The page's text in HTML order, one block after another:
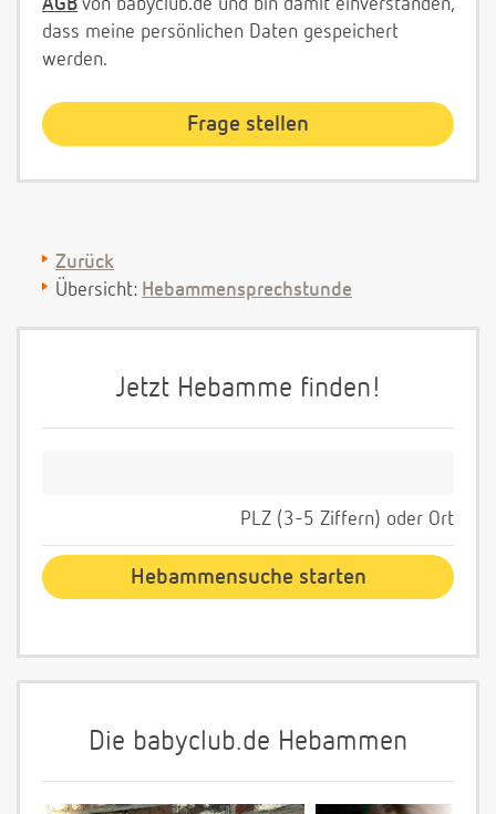
AGB von babyclub.de und bin damit einverstanden,
dass meine persönlichen Daten gespeichert
werden.
Zurück
Übersicht: Hebammensprechstunde
Jetzt Hebamme finden!
PLZ (3-5 Ziffern) oder Ort
Die babyclub.de Hebammen